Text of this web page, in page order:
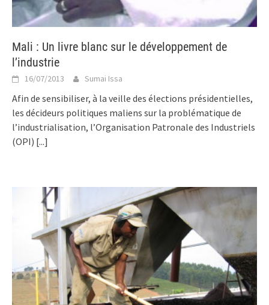
Mali : Un livre blanc sur le développement de
l’industrie
16/07/2013 Sumai Issa
Afin de sensibiliser, à la veille des élections présidentielles,
les décideurs politiques maliens sur la problématique de
l’industrialisation, l’Organisation Patronale des Industriels
(OPI) [...]